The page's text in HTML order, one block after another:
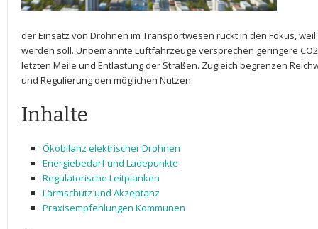
der Einsatz‍ von Drohnen im​ Transportwesen ​rückt⁣ in ⁤den Fokus,
⁣werden⁣ soll.⁣ Unbemannte Luftfahrzeuge versprechen geringere
letzten⁣ Meile und‌ Entlastung der Straßen. Zugleich⁢ begrenzen
und ⁢Regulierung den möglichen Nutzen.
Inhalte
Ökobilanz elektrischer Drohnen
Energiebedarf ‍und Ladepunkte
Regulatorische⁣ Leitplanken
Lärmschutz und Akzeptanz
Praxisempfehlungen Kommunen